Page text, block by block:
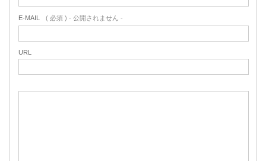
E-MAIL ( 必須 ) - 公開されません -
URL